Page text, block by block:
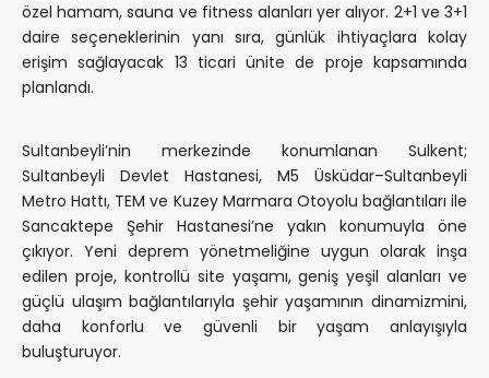
özel hamam, sauna ve fitness alanları yer alıyor. 2+1 ve 3+1
daire seçeneklerinin yanı sıra, günlük ihtiyaçlara kolay
erişim sağlayacak 13 ticari ünite de proje kapsamında
planlandı.
Sultanbeyli’nin merkezinde konumlanan Sulkent;
Sultanbeyli Devlet Hastanesi, M5 Üsküdar–Sultanbeyli
Metro Hattı, TEM ve Kuzey Marmara Otoyolu bağlantıları ile
Sancaktepe Şehir Hastanesi’ne yakın konumuyla öne
çıkıyor. Yeni deprem yönetmeliğine uygun olarak inşa
edilen proje, kontrollü site yaşamı, geniş yeşil alanları ve
güçlü ulaşım bağlantılarıyla şehir yaşamının dinamizmini,
daha konforlu ve güvenli bir yaşam anlayışıyla
buluşturuyor.